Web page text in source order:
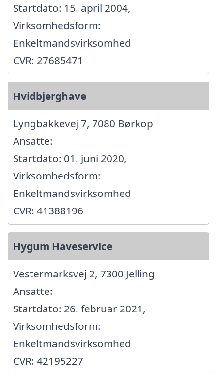
Startdato: 15. april 2004,
Virksomhedsform:
Enkeltmandsvirksomhed
CVR: 27685471
Hvidbjerghave
Lyngbakkevej 7, 7080 Børkop
Ansatte:
Startdato: 01. juni 2020,
Virksomhedsform:
Enkeltmandsvirksomhed
CVR: 41388196
Hygum Haveservice
Vestermarksvej 2, 7300 Jelling
Ansatte:
Startdato: 26. februar 2021,
Virksomhedsform:
Enkeltmandsvirksomhed
CVR: 42195227